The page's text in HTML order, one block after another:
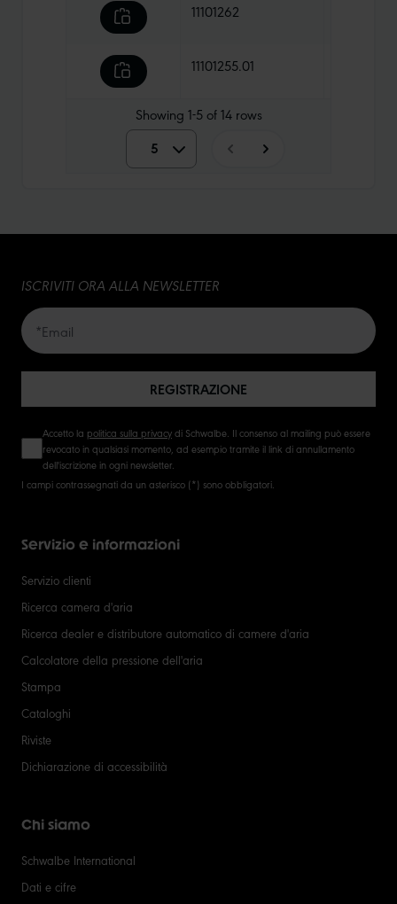
11101262
11101255.01
Showing 1-5of14 rows
5 5
20
ISCRIVITI ORA ALLA NEWSLETTER
REGISTRAZIONE
Accetto la politica sulla privacydi Schwalbe. Il consenso al mailing può essere
revocato in qualsiasi momento, ad esempio tramite il link di annullamento
dell'iscrizione in ogni newsletter.
I campi contrassegnati da un asterisco (*) sono obbligatori.
Servizio e informazioni
Servizio clienti
Ricerca camera d'aria
Ricerca dealer e distributore automatico di camere d'aria
Calcolatore della pressione dell'aria
Stampa
Cataloghi
Riviste
Dichiarazione di accessibilità
Chi siamo
Schwalbe International
Dati e cifre